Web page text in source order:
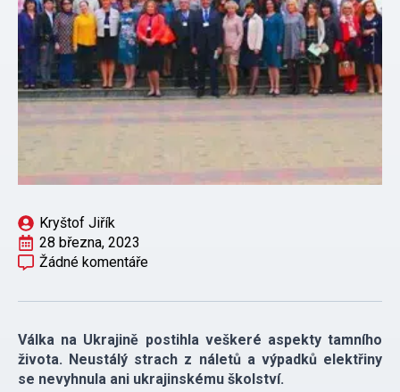
Kryštof Jiřík
28 března, 2023
Žádné komentáře
Válka na Ukrajině postihla veškeré aspekty tamního
života. Neustálý strach z náletů a výpadků elektřiny
se nevyhnula ani ukrajinskému školství.